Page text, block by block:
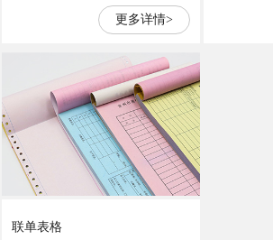
更多详情>
联单表格